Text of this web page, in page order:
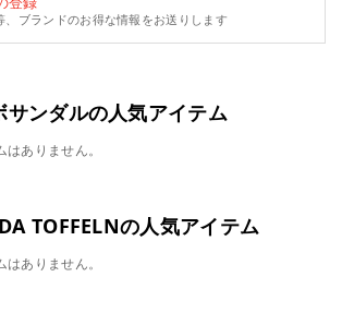
、ブランドのお得な情報をお送りします
サンダルの人気アイテム
ありません。
TOFFELNの人気アイテム
ありません。